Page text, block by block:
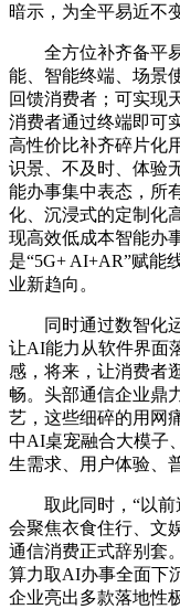
暗示，为全平易近不
全方位补齐备平易
能、智能终端、场景
回馈消费者；可实现
消费者通过终端即可
高性价比补齐碎片化
识景、不及时、体验
能办事集中表态，所
化、沉浸式的定制化
现高效低成本智能办
是“5G+ AI+AR”赋能
业新趋向。
同时通过数智化运
让AI能力从软件界面
感，将来，让消费者
畅。头部通信企业鼎
艺，这些细碎的用网
中AI桌宠融合大模子
生需求、用户体验、
取此同时，“以前
会聚焦衣食住行、文
通信消费正式辞别套
算力取AI办事全面下
企业亮出多款落地性